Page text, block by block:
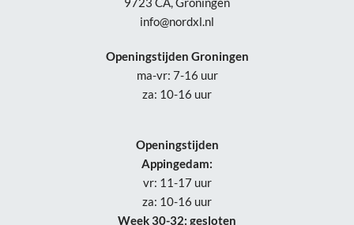
info@nordxl.nl
Openingstijden Groningen
ma-vr: 7-16 uur
za: 10-16 uur
Openingstijden
Appingedam:
vr: 11-17 uur
za: 10-16 uur
Week 30-32: gesloten